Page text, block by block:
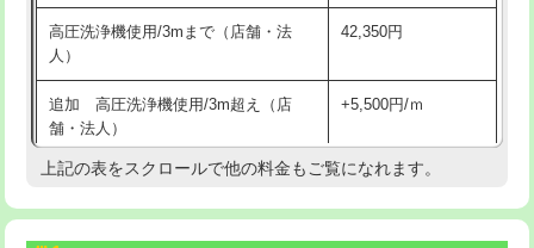
持込商品取付（単水栓） 13,200円
持込商品取付（混合水栓）
持込商品取付（浄水器・分岐水栓） 16,500円
持込商品取付（温水洗浄便座） 22,000円
持込商品取付（普通便座⇔温水洗浄便
22,000円
高圧洗浄機使用/3mまで（店舗・法
人）
42,350円
追加 高圧洗浄機使用/3m超え（店
舗・法人）
+5,500円/ｍ
高度高圧洗浄換 現地調査
上記の表をスクロールで他の料金もご覧になれます。